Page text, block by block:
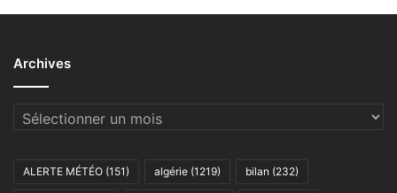
Archives
Archives
ALERTE MÉTÉO (151) algérie (1219) bilan (232)